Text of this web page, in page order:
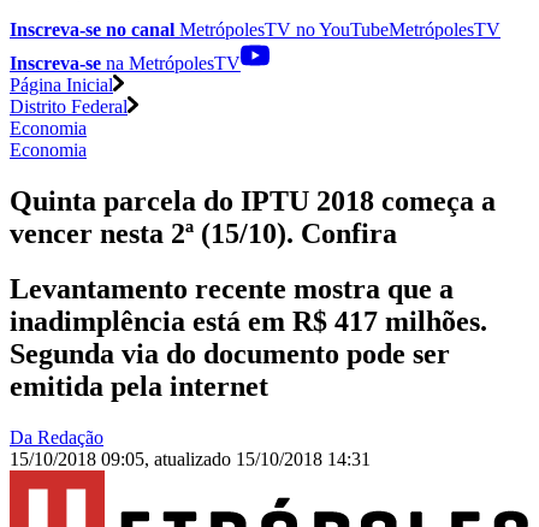
Inscreva-se no canal MetrópolesTV noYouTubeMetrópolesTV
Inscreva-se na MetrópolesTV
Página Inicial
Distrito Federal
Economia
Economia
Quinta parcela do IPTU 2018 começa a
vencer nesta 2ª (15/10). Confira
Levantamento recente mostra que a
inadimplência está em R$ 417 milhões.
Segunda via do documento pode ser
emitida pela internet
Da Redação
15/10/2018 09:05, atualizado 15/10/2018 14:31